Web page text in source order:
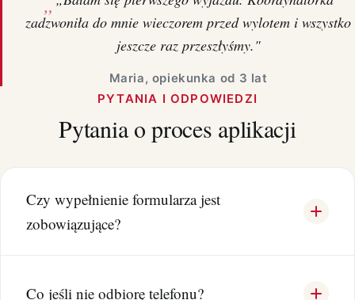
zadzwoniła do mnie wieczorem przed wylotem i wszystko
jeszcze raz przeszłyśmy."
Maria, opiekunka od 3 lat
PYTANIA I ODPOWIEDZI
Pytania o proces aplikacji
Czy wypełnienie formularza jest
zobowiązujące?
Co jeśli nie odbiorę telefonu?